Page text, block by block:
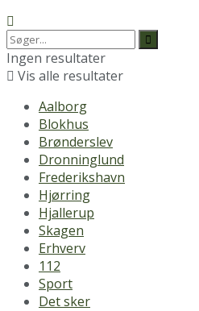
Ingen resultater
Vis alle resultater
Aalborg
Blokhus
Brønderslev
Dronninglund
Frederikshavn
Hjørring
Hjallerup
Skagen
Erhverv
112
Sport
Det sker